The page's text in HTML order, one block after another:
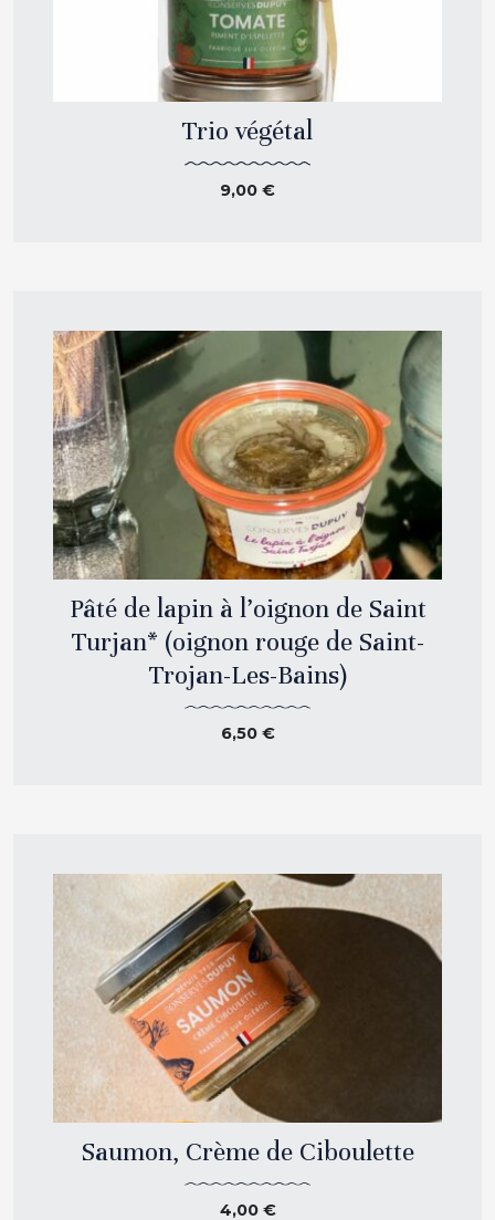
Trio végétal
9,00 €
Pâté de lapin à l’oignon de Saint
Turjan* (oignon rouge de Saint-
Trojan-Les-Bains)
6,50 €
Saumon, Crème de Ciboulette
4,00 €